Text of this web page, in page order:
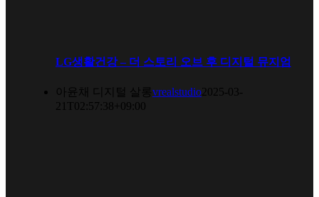
LG생활건강 – 더 스토리 오브 후 디지털 뮤지엄
아윤채 디지털 살롱vrealstudio 2025-03-
21T02:57:38+09:00